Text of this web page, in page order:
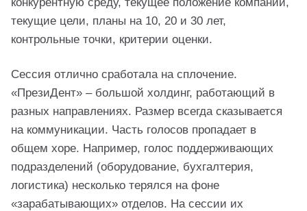
текущие цели, планы на 10, 20 и 30 лет,
контрольные точки, критерии оценки.
Сессия отлично сработала на сплочение.
«ПрезиДент» – большой холдинг, работающий в
разных направлениях. Размер всегда сказывается
на коммуникации. Часть голосов пропадает в
общем хоре. Например, голос поддерживающих
подразделений (оборудование, бухгалтерия,
логистика) несколько терялся на фоне
«зарабатывающих» отделов. На сессии их